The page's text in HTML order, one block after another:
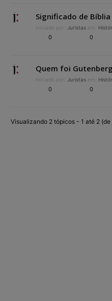
Significado de
Iniciado por: Juristas em:
0 0
Quem foi
Iniciado por: Juristas em:
0 0
Visualizando 2 tópicos - 1 até 2 (de